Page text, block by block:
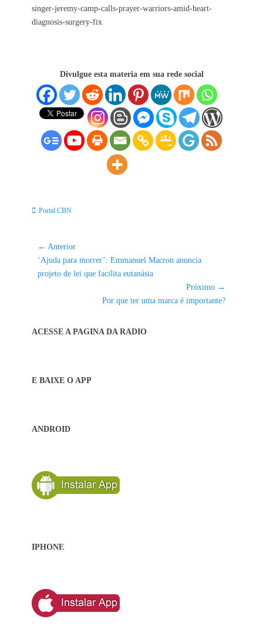
singer-jeremy-camp-calls-prayer-warriors-amid-heart-
diagnosis-surgery-fix
Divulgue esta materia em sua rede social
Categorias:
Portal CBN
Navegação
de
Post
← Anterior
Post
anterior:
‘Ajuda para morrer’: Emmanuel Macron anuncia
projeto de lei que facilita eutanásia
Próximo →
Por que ter uma marca é importante?
ACESSE A PAGINA DA RADIO
E BAIXE O APP
ANDROID
IPHONE